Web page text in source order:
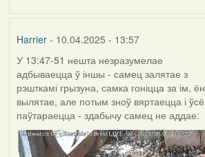
Harrier- 10.04.2025 - 13:57
У 13:47-51 нешта незразумелае
адбываецца ў іншы - самец залятае з
рэшткамі грызуна, самка гоніцца за ім, ён
вылятае, але потым зноў вяртаецца і ўсё
паўтараецца - здабычу самец не аддае: